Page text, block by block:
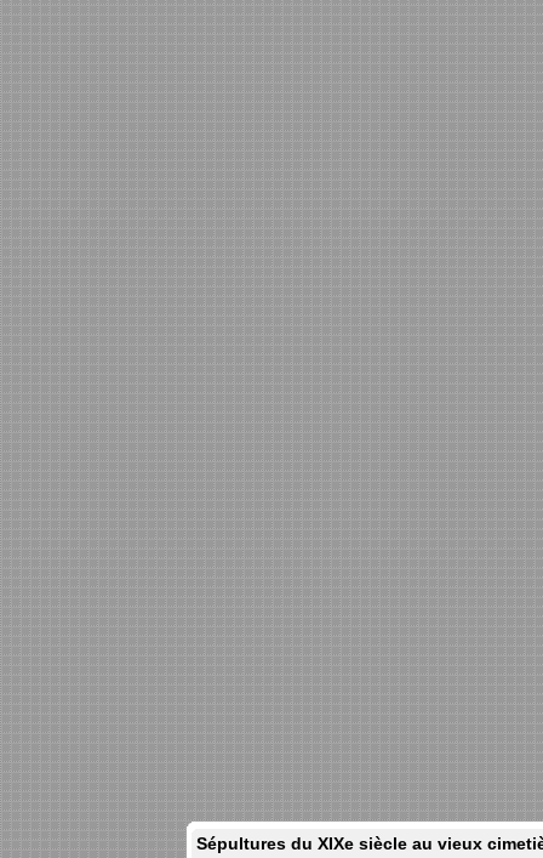
Sépultures du XIXe siècle au vieux